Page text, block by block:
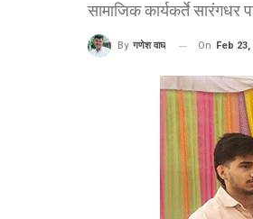
सामाजिक कार्यकर्ते सारंगधर
By गणेश वाघ On Feb 23,